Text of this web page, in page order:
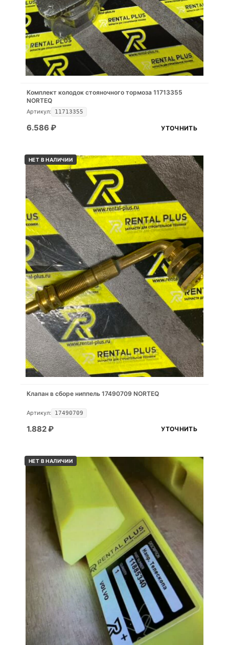
Комплект колодок стояночного тормоза 11713355
NORTEQ
Артикул: 11713355
6.586 ₽ УТОЧНИТЬ
НЕТ В НАЛИЧИИ
Клапан в сборе ниппель 17490709 NORTEQ
Артикул: 17490709
1.882₽ УТОЧНИТЬ
НЕТ В НАЛИЧИИ